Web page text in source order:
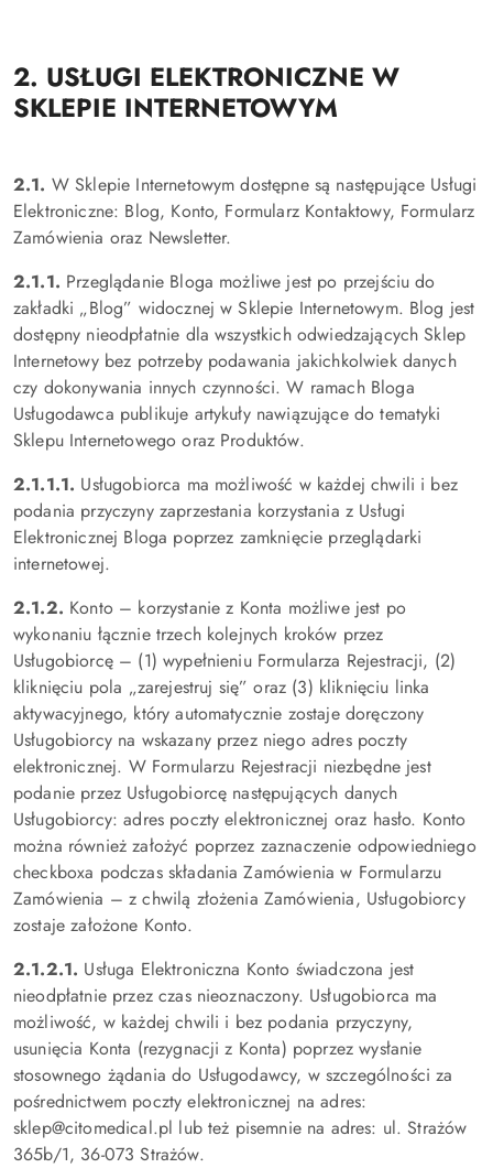
2. USŁUGI ELEKTRONICZNE W
SKLEPIE INTERNETOWYM
2.1. W Sklepie Internetowym dostępne są następujące Usługi
Elektroniczne: Blog, Konto, Formularz Kontaktowy, Formularz
Zamówienia oraz Newsletter.
2.1.1. Przeglądanie Bloga możliwe jest po przejściu do
zakładki „Blog” widocznej w Sklepie Internetowym. Blog jest
dostępny nieodpłatnie dla wszystkich odwiedzających Sklep
Internetowy bez potrzeby podawania jakichkolwiek danych
czy dokonywania innych czynności. W ramach Bloga
Usługodawca publikuje artykuły nawiązujące do tematyki
Sklepu Internetowego oraz Produktów.
2.1.1.1. Usługobiorca ma możliwość w każdej chwili i bez
podania przyczyny zaprzestania korzystania z Usługi
Elektronicznej Bloga poprzez zamknięcie przeglądarki
internetowej.
2.1.2. Konto – korzystanie z Konta możliwe jest po
wykonaniu łącznie trzech kolejnych kroków przez
Usługobiorcę – (1) wypełnieniu Formularza Rejestracji, (2)
kliknięciu pola „zarejestruj się” oraz (3) kliknięciu linka
aktywacyjnego, który automatycznie zostaje doręczony
Usługobiorcy na wskazany przez niego adres poczty
elektronicznej. W Formularzu Rejestracji niezbędne jest
podanie przez Usługobiorcę następujących danych
Usługobiorcy: adres poczty elektronicznej oraz hasło. Konto
można również założyć poprzez zaznaczenie odpowiedniego
checkboxa podczas składania Zamówienia w Formularzu
Zamówienia – z chwilą złożenia Zamówienia, Usługobiorcy
zostaje założone Konto.
2.1.2.1. Usługa Elektroniczna Konto świadczona jest
nieodpłatnie przez czas nieoznaczony. Usługobiorca ma
możliwość, w każdej chwili i bez podania przyczyny,
usunięcia Konta (rezygnacji z Konta) poprzez wysłanie
stosownego żądania do Usługodawcy, w szczególności za
pośrednictwem poczty elektronicznej na adres:
sklep@citomedical.pl lub też pisemnie na adres: ul. Strażów
365b/1, 36-073 Strażów.